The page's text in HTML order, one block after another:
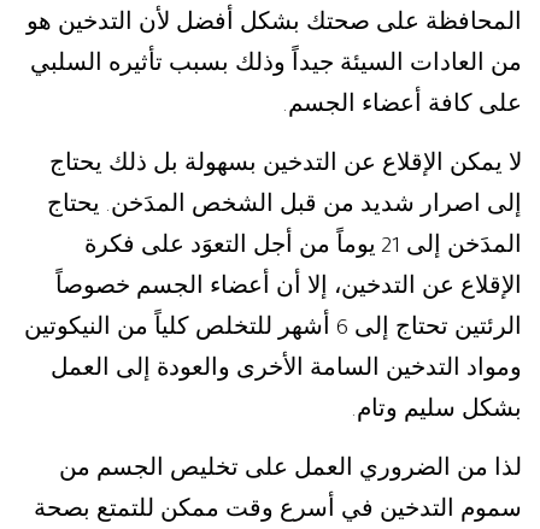
المحافظة على صحتك بشكل أفضل لأن التدخين هو
من العادات السيئة جيداً وذلك بسبب تأثيره السلبي
على كافة أعضاء الجسم .
لا يمكن الإقلاع عن التدخين بسهولة بل ذلك يحتاج
إلى اصرار شديد من قبل الشخص المدَخن. يحتاج
المدَخن إلى 21 يوماً من أجل التعوَد على فكرة
الإقلاع عن التدخين، إلا أن أعضاء الجسم خصوصاً
الرئتين تحتاج إلى 6 أشهر للتخلص كلياً من النيكوتين
ومواد التدخين السامة الأخرى والعودة إلى العمل
بشكل سليم وتام.
لذا من الضروري العمل على تخليص الجسم من
سموم التدخين في أسرع وقت ممكن للتمتع بصحة